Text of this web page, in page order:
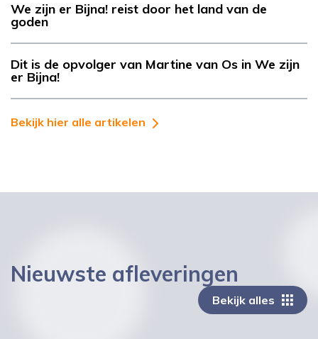
We zijn er Bijna! reist door het land van de
goden
Dit is de opvolger van Martine van Os in We zijn
er Bijna!
Bekijk hier alle artikelen
Nieuwste afleveringen
Bekijk alles